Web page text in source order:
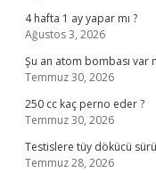
4 hafta 1 ay yapar mı ?
Ağustos 3, 2026
Şu an atom bombası var
Temmuz 30, 2026
250 cc kaç perno eder ?
Temmuz 30, 2026
Testislere tüy dökücü
Temmuz 28, 2026